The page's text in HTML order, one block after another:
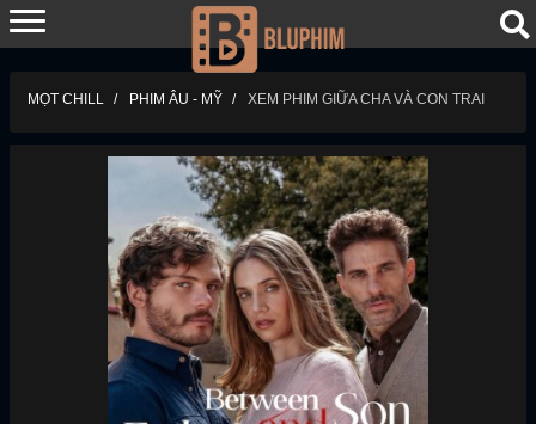
MỌT CHILL PHIM ÂU - MỸ XEM PHIM GIỮA CHA VÀ CON TRAI